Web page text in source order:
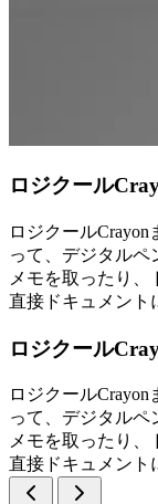
ロジクール
ロジクールCrayon
って、デジタルペ
メモを取ったり
直接ドキュメント
ロジクール
ロジクールCrayon
って、デジタルペ
メモを取ったり
直接ドキュメント